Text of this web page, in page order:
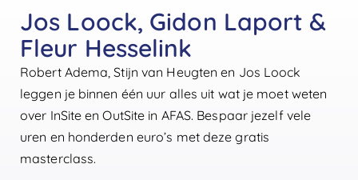
Jos Loock, Gidon Laport &
Fleur Hesselink
Robert Adema, Stijn van Heugten en Jos Loock
leggen je binnen één uur alles uit wat je moet weten
over InSite en OutSite in AFAS. Bespaar jezelf vele
uren en honderden euro’s met deze gratis
masterclass.